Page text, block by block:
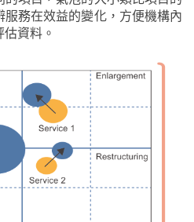
務在效益的變化，方便機構內
資料。